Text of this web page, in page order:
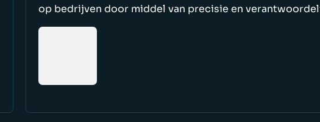
op bedrijven door middel van precisie en